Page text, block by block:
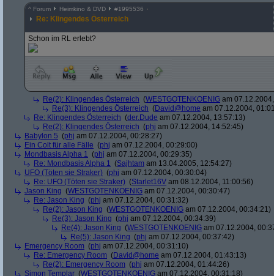
^ Forum Heimkino & DVD #1995536
Re: Klingendes Österreich
Schon im RL erlebt?
Re(2): Klingendes Österreich (WESTGOTENKOENIG am
Re(3): Klingendes Österreich (David@home am 07.12.2004,
Re: Klingendes Österreich (der.Dude am 07.12.2004, 13:57:13)
Re(2): Klingendes Österreich (phj am 07.12.2004, 14:52:45)
Babylon 5 (phj am 07.12.2004, 00:28:27)
Ein Colt für alle Fälle (phj am 07.12.2004, 00:29:00)
Mondbasis Alpha 1 (phj am 07.12.2004, 00:29:35)
Re: Mondbasis Alpha 1 (Sajhtam am 13.04.2005, 12:54:27)
UFO (Töten sie Straker) (phj am 07.12.2004, 00:30:04)
Re: UFO (Töten sie Straker) (Starlet16V am 08.12.2004, 11:00:56)
Jason King (WESTGOTENKOENIG am 07.12.2004, 00:30:47)
Re: Jason King (phj am 07.12.2004, 00:31:32)
Re(2): Jason King (WESTGOTENKOENIG am 07.12.2004, 00:34:21)
Re(3): Jason King (phj am 07.12.2004, 00:34:39)
Re(4): Jason King (WESTGOTENKOENIG am 07.12.2004,
Re(5): Jason King (phj am 07.12.2004, 00:37:42)
Emergency Room (phj am 07.12.2004, 00:31:10)
Re: Emergency Room (David@home am 07.12.2004, 01:43:13)
Re(2): Emergency Room (phj am 07.12.2004, 01:44:26)
Simon Templar (WESTGOTENKOENIG am 07.12.2004, 00:31:18)